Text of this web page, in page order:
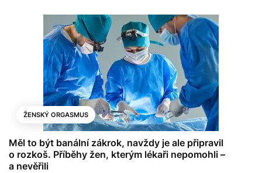
ŽENSKÝ ORGASMUS
Měl to být banální zákrok, navždy je ale připravil
o rozkoš. Příběhy žen, kterým lékaři nepomohli –
a nevěřili